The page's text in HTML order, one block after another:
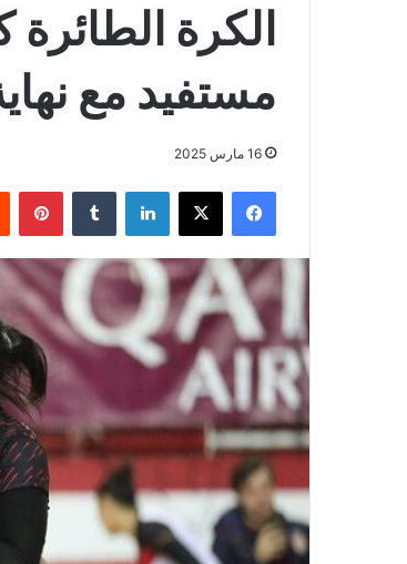
الكرة الطائرة
مستفيد مع
16 مارس 2025
فيسبوك ‫X لينكدإن